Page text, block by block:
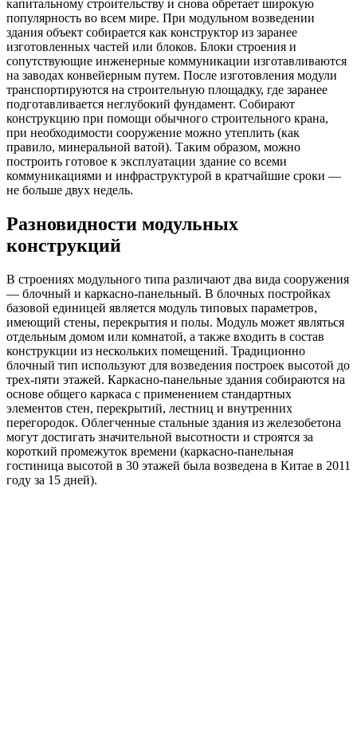
капитальному строительству и снова обретает широкую
популярность во всем мире. При модульном возведении
здания объект собирается как конструктор из заранее
изготовленных частей или блоков. Блоки строения и
сопутствующие инженерные коммуникации изготавливаются
на заводах конвейерным путем. После изготовления модули
транспортируются на строительную площадку, где заранее
подготавливается неглубокий фундамент. Собирают
конструкцию при помощи обычного строительного крана,
при необходимости сооружение можно утеплить (как
правило, минеральной ватой). Таким образом, можно
построить готовое к эксплуатации здание со всеми
коммуникациями и инфраструктурой в кратчайшие сроки —
не больше двух недель.
Разновидности модульных
конструкций
В строениях модульного типа различают два вида сооружения
— блочный и каркасно-панельный. В блочных постройках
базовой единицей является модуль типовых параметров,
имеющий стены, перекрытия и полы. Модуль может являться
отдельным домом или комнатой, а также входить в состав
конструкции из нескольких помещений. Традиционно
блочный тип используют для возведения построек высотой до
трех-пяти этажей. Каркасно-панельные здания собираются на
основе общего каркаса с применением стандартных
элементов стен, перекрытий, лестниц и внутренних
перегородок. Облегченные стальные здания из железобетона
могут достигать значительной высотности и строятся за
короткий промежуток времени (каркасно-панельная
гостиница высотой в 30 этажей была возведена в Китае в 2011
году за 15 дней).